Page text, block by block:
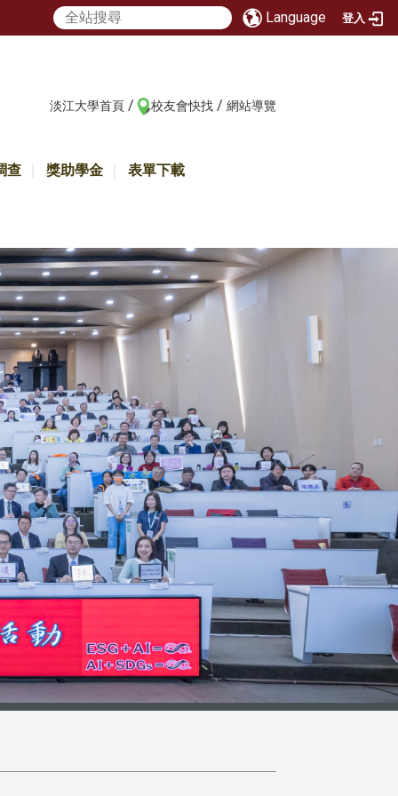
Language 登入
淡江大學首頁 / 校友會快找 / 網站導覽
查 獎助學金 表單下載